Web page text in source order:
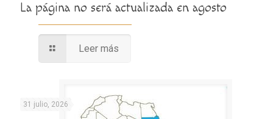
La página no será actualizada en agosto
Leer más
31 julio, 2026